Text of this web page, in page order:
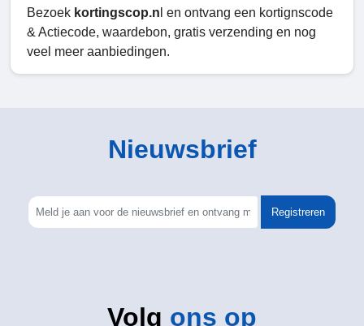
Bezoek kortingscop.n l en ontvang een kortignscode
& Actiecode, waardebon, gratis verzending en nog
veel meer aanbiedingen.
Nieuwsbrief
Registreren
Volg ons op